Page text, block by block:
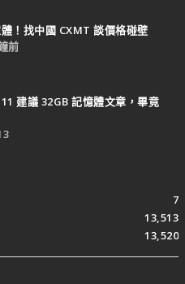
！找中國 CXMT 談價格碰壁
前
建議 32GB 記憶體文章，畢竟
7
13,513
13,520